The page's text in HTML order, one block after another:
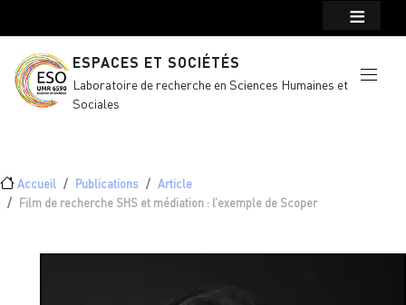
ESPACES ET SOCIÉTÉS
Laboratoire de recherche en Sciences Humaines et
Sociales
Fil d'Ariane
Accueil Publications
Article
Film de recherche SHS et médiation : l’exemple de Scoper